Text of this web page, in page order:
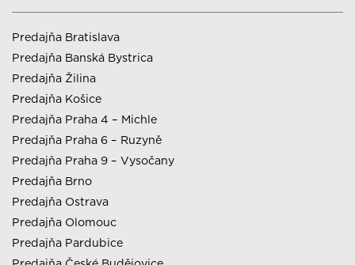
Predajňa Bratislava
Predajňa Banská Bystrica
Predajňa Žilina
Predajňa Košice
Predajňa Praha 4 – Michle
Predajňa Praha 6 – Ruzyně
Predajňa Praha 9 – Vysočany
Predajňa Brno
Predajňa Ostrava
Predajňa Olomouc
Predajňa Pardubice